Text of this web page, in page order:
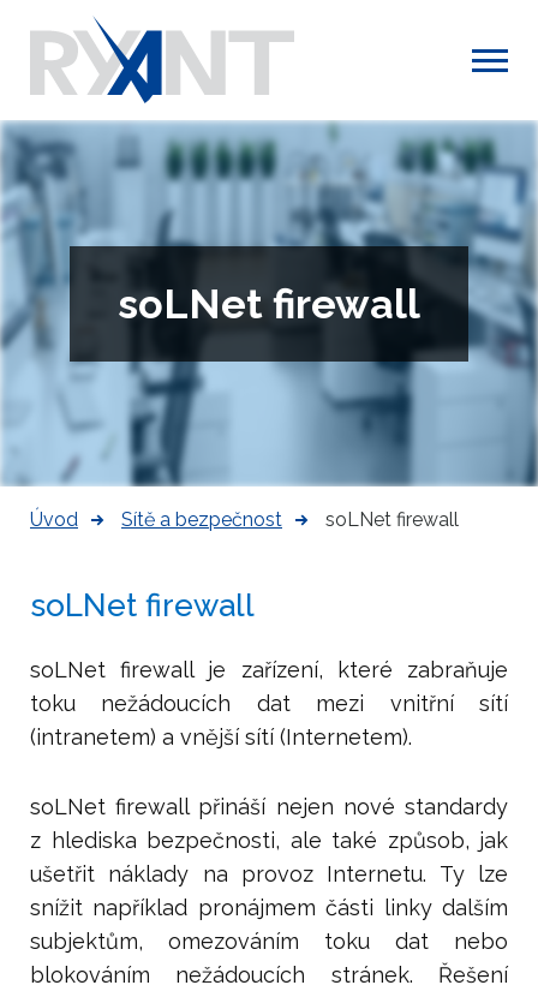
soLNet firewall
Úvod Sítě a bezpečnost soLNet firewall
soLNet firewall
soLNet firewall je zařízení, které zabraňuje
toku nežádoucích dat mezi vnitřní sítí
(intranetem) a vnější sítí (Internetem).
soLNet firewall přináší nejen nové standardy
z hlediska bezpečnosti, ale také způsob, jak
ušetřit náklady na provoz Internetu. Ty lze
snížit například pronájmem části linky dalším
subjektům, omezováním toku dat nebo
blokováním nežádoucích stránek. Řešení